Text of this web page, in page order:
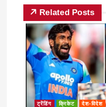
Related Posts
ट्रेंडिंग क्रिकेट देश-विदेश